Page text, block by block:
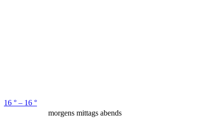
16 ° – 16 °
morgens mittags abends